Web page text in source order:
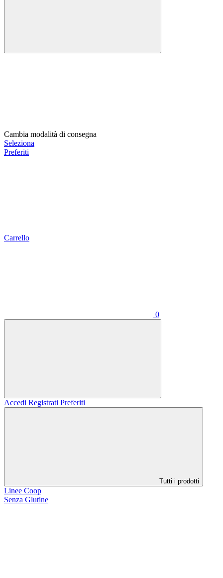
Cambia modalità di consegna
Seleziona
Preferiti
Carrello
0
Accedi Registrati Preferiti
Tutti i prodotti
Linee Coop
Senza Glutine